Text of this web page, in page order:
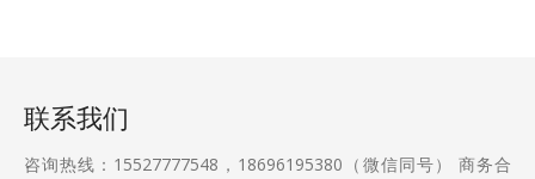
联系我们
咨询热线：15527777548，18696195380（微信同号） 商务合